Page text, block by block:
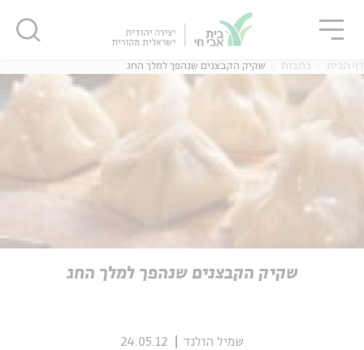
דף הבית כתבות שקיק הקבצנים שנהפך למלך החג
שקיק הקבצנים שנהפך למלך החג
שמיל הולנד 24.05.12
סגור